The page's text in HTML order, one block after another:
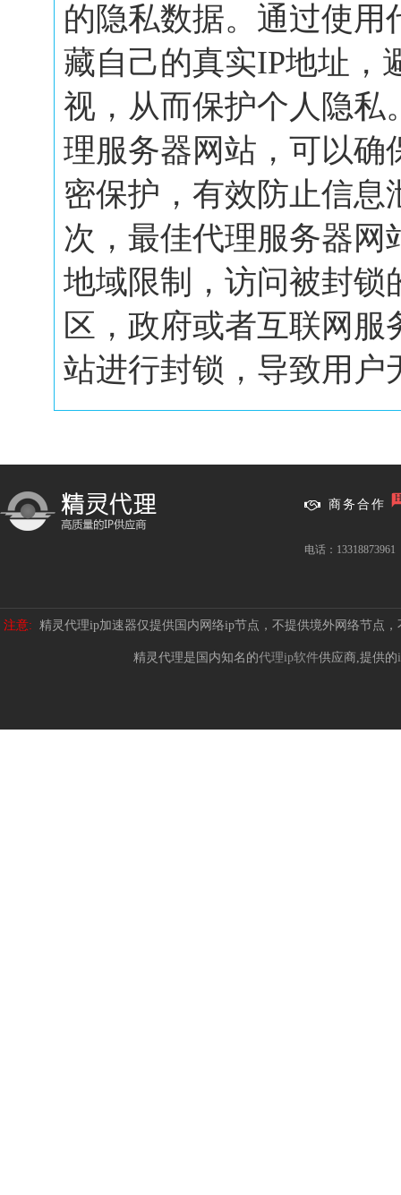
的隐私数据。通过使
藏自己的真实IP地址，
视，从而保护个人隐私
理服务器网站，可以确
密保护，有效防止信
次，最佳代理服务器
地域限制，访问被封锁
区，政府或者互联网
站进行封锁，导致用户
商务合作
电话：13318873961
注意: 精灵代理ip加速器仅提供国内网络ip节点，不提供境外网络节点
精灵代理是国内知名的代理ip软件供应商,提供的